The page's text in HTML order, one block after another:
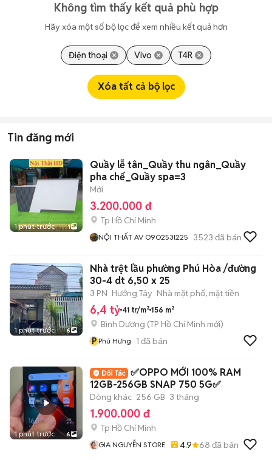
Không tìm thấy kết quả phù hợp
Hãy xóa một số bộ lọc để xem nhiều kết quả hơn
Điện thoại Vivo T4R
Xóa tất cả bộ lọc
Tin đăng mới
1 phút trước 1
Quầy lễ tân_Quầy thu ngân_Quầy
pha chế_Quầy spa=3
Mới
3.200.000 đ
Tp Hồ Chí Minh
NỘI THẤT AV O9O253l225 3523 đã bán
1 phút trước 6
Nhà trệt lầu phường Phú Hòa /đường
30-4 dt 6,50 x 25
3 PN Hướng Tây Nhà mặt phố, mặt tiền
6,4 tỷ 41 tr/m² 156 m²
Bình Dương (TP Hồ Chí Minh mới)
P Phú Hưng 1 đã bán
1 phút trước 6
✅OPPO MỚI 100% RAM
12GB-256GB SNAP 750 5G✅
Dòng khác 256 GB 3 tháng
1.900.000 đ
Tp Hồ Chí Minh
GIA NGUYỄN STORE 4.9 68 đã bán